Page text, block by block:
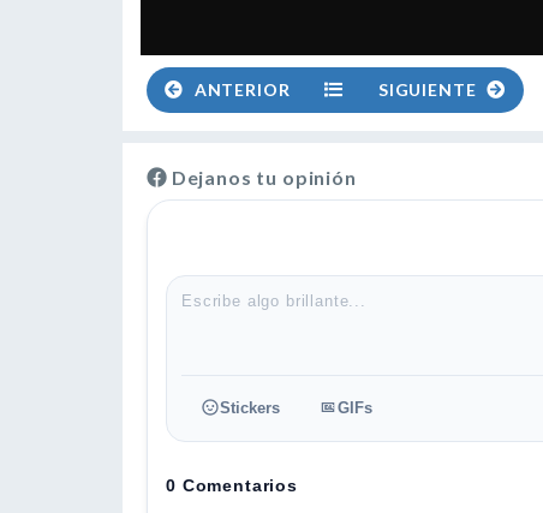
ANTERIOR SIGUIENTE
Dejanos tu opinión